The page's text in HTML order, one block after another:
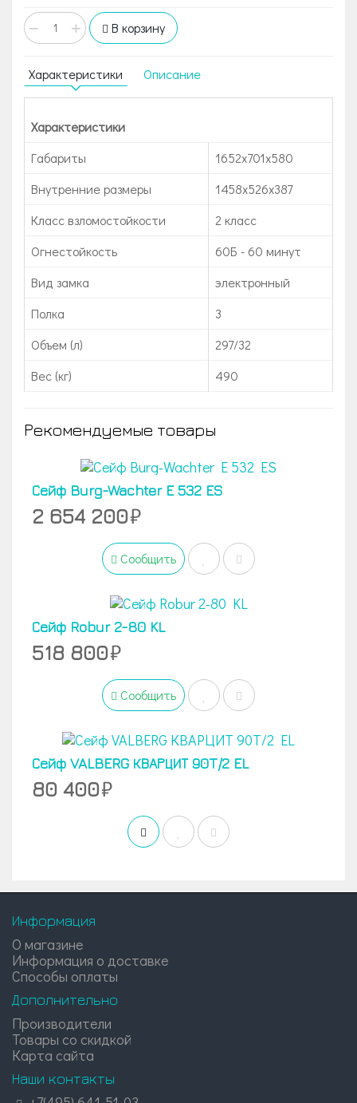
− + В корзину
Характеристики Описание
Характеристики
Габариты
1652x701x580
Внутренние размеры
1458x526x387
Класс взломостойкости
2 класс
Огнестойкость
60Б - 60 минут
Вид замка
электронный
Полка
3
Объем (л)
297/32
Вес (кг)
490
Рекомендуемые товары
Сейф Burg-Wachter E 532 ES
2 654 200
Сообщить
Сейф Robur 2-80 KL
518 800
Сообщить
Сейф VALBERG КВАРЦИТ 90T/2 EL
80 400
Информация
О магазине
Информация о доставке
Способы оплаты
Дополнительно
Производители
Товары со скидкой
Карта сайта
Наши контакты